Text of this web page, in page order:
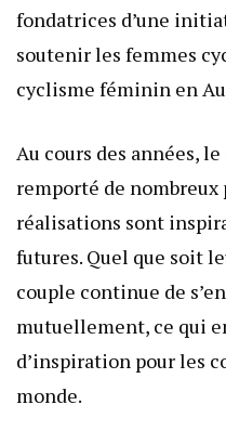
fondatrices d’une
soutenir les femmes
cyclisme féminin en
Au cours des années,
remporté de
réalisations sont
futures. Quel que soit
couple continue de
mutuellement, ce qui
d’inspiration pour les
monde.